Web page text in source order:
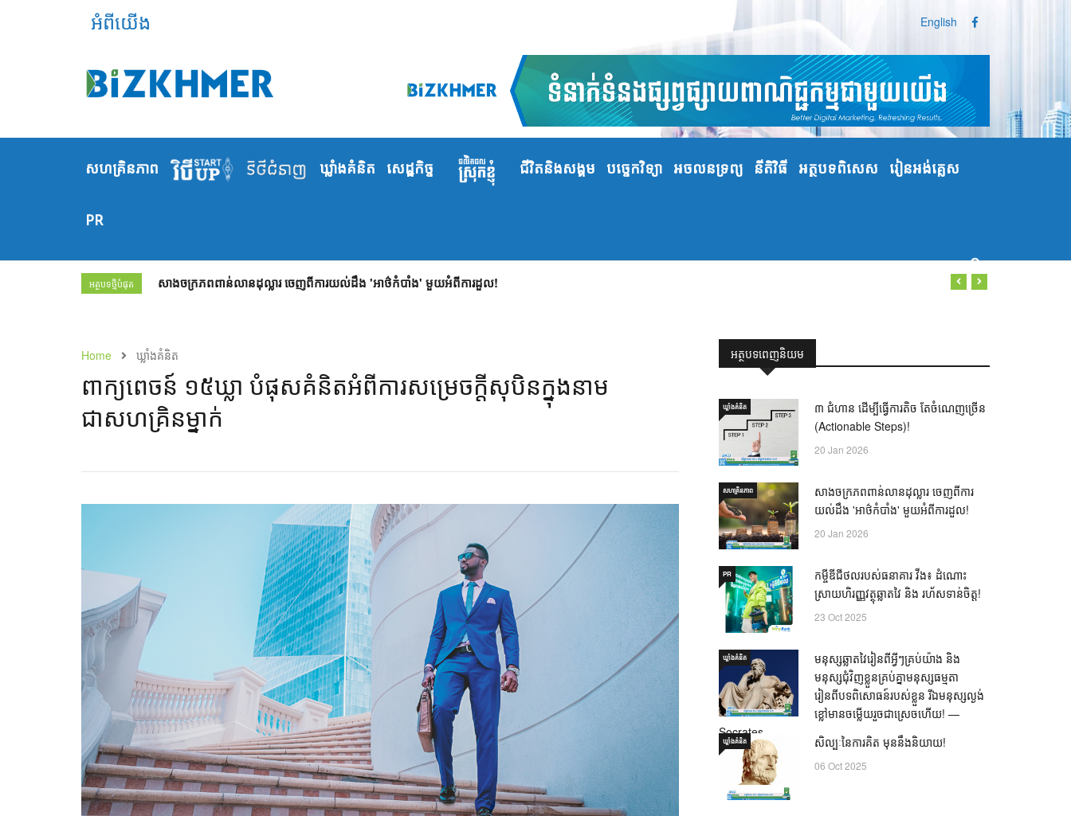
អំពីយើង English
សហគ្រិនភាព ឃ្លាំង​គំនិត សេដ្ឋកិច្ច ជីវិតនិងសង្គម បច្ចេកវិទ្យា អចលនទ្រព្យ នីតិវិធី អត្ថបទពិសេស រៀនអង់គ្លេស
PR
អត្ថបទថ្មីបំផុត សាងចក្រភពពាន់លានដុល្លារ ចេញពីការយល់ដឹង 'អាថ៌កំបាំង' មួយអំពីការដួល!
Home ឃ្លាំង​គំនិត
ពាក្យពេចន៍ ១៥ឃ្លា បំផុសគំនិតអំពីការសម្រេចក្តីសុបិនក្នុងនាម
ជាសហគ្រិនម្នាក់​
អត្ថបទពេញនិយម
ឃ្លាំង​គំនិត
៣ ជំហាន ដើម្បីធ្វើការតិច តែចំណេញច្រើន
(Actionable Steps)!
20 Jan 2026
សហគ្រិនភាព
សាងចក្រភពពាន់លានដុល្លារ ចេញពីការ
យល់ដឹង 'អាថ៌កំបាំង' មួយអំពីការដួល!
20 Jan 2026
PR
កម្ចីឌីជីថលរបស់ធនាគារ វីង៖ ដំណោះ
ស្រាយហិរញ្ញវត្ថុឆ្លាតវៃ និង រហ័សទាន់ចិត្ត!
23 Oct 2025
ឃ្លាំង​គំនិត
មនុស្សឆ្លាតវៃរៀនពីអ្វីៗគ្រប់យ៉ាង និង
មនុស្សជុំវិញខ្លួនគ្រប់គ្នាមនុស្សធម្មតា
រៀនពីបទពិសោធន៍របស់ខ្លួន រីឯមនុស្សល្ងង់
ខ្លៅមានចម្លើយរួចជាស្រេចហើយ! —
Socrates
21 Oct 2025
ឃ្លាំង​គំនិត សិល្បៈនៃការគិត មុននឹងនិយាយ!
06 Oct 2025